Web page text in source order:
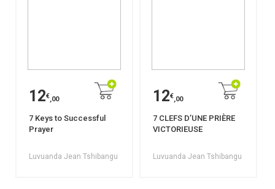
12€,00
7 Keys to Successful
Prayer
Luvuanda Jean Tshibangu
12€,00
7 CLEFS D’UNE PRIÈRE
VICTORIEUSE
Luvuanda Jean Tshibangu